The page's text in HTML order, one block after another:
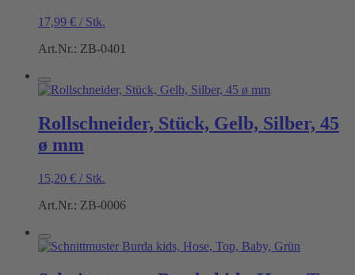
17,99 € / Stk.
Art.Nr.: ZB-0401
Rollschneider, Stück, Gelb, Silber, 45
ø mm
15,20 € / Stk.
Art.Nr.: ZB-0006